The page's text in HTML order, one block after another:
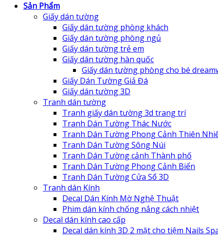
Sản Phẩm
Giấy dán tường
Giấy dán tường phòng khách
Giấy dán tường phòng ngủ
Giấy dán tường trẻ em
Giấy dán tường hàn quốc
Giấy dán tường phòng cho bé
Giấy Dán Tường Giả Đá
Giấy dán tường 3D
Tranh dán tường
Tranh giấy dán tường 3d trang trí
Tranh Dán Tường Thác Nước
Tranh Dán Tường Phong Cảnh Thiên
Tranh Dán Tường Sông Núi
Tranh Dán Tường cảnh Thành phố
Tranh Dán Tường Phong Cảnh Biển
Tranh Dán Tường Cửa Sổ 3D
Tranh dán Kính
Decal Dán Kính Mờ Nghệ Thuật
Phim dán kính chống nắng cách nhiệt
Decal dán kính cao cấp
Decal dán kính 3D 2 mặt cho tiệm Nails